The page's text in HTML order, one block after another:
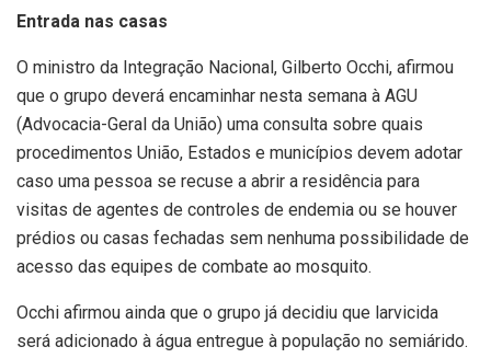
Entrada nas casas
O ministro da Integração Nacional, Gilberto Occhi, afirmou
que o grupo deverá encaminhar nesta semana à AGU
(Advocacia-Geral da União) uma consulta sobre quais
procedimentos União, Estados e municípios devem adotar
caso uma pessoa se recuse a abrir a residência para
visitas de agentes de controles de endemia ou se houver
prédios ou casas fechadas sem nenhuma possibilidade de
acesso das equipes de combate ao mosquito.
Occhi afirmou ainda que o grupo já decidiu que larvicida
será adicionado à água entregue à população no semiárido.